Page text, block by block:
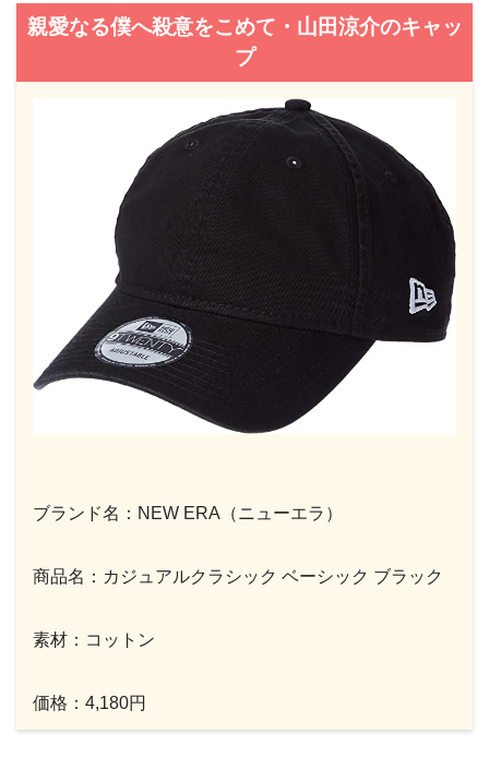
親愛なる僕へ殺意をこめて・山田涼介のキャッ
プ
ブランド名：NEW ERA（ニューエラ）
商品名：カジュアルクラシック ベーシック ブラック
素材：コットン
価格：4,180円